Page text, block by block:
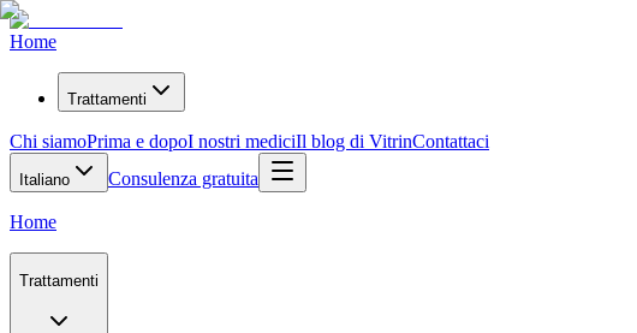
Home
Trattamenti
Chi siamoPrima e dopoI nostri mediciIl blog di VitrinContattaci
Italiano Consulenza gratuita
Home
Trattamenti